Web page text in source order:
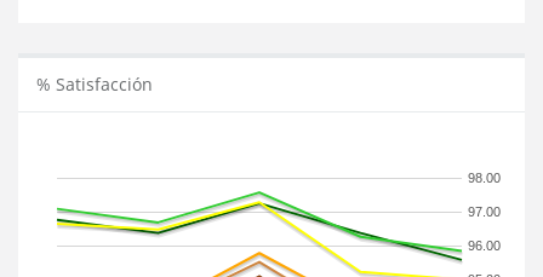
% Satisfacción
96.00
97.00
98.00